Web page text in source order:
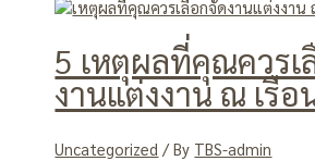
5 เหตุผลที่คุณควรเ
งานแต่งงาน ณ เรือ
Uncategorized / By TBS-admin